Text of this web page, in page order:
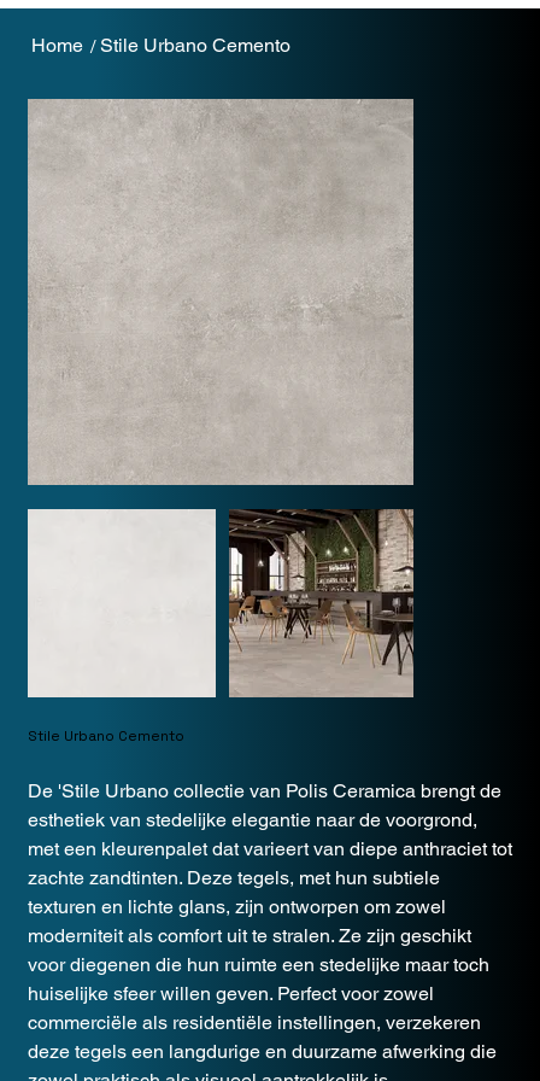
Home /Stile Urbano Cemento
Stile Urbano Cemento
De 'Stile Urbano collectie van Polis Ceramica brengt de
esthetiek van stedelijke elegantie naar de voorgrond,
met een kleurenpalet dat varieert van diepe anthraciet tot
zachte zandtinten. Deze tegels, met hun subtiele
texturen en lichte glans, zijn ontworpen om zowel
moderniteit als comfort uit te stralen. Ze zijn geschikt
voor diegenen die hun ruimte een stedelijke maar toch
huiselijke sfeer willen geven. Perfect voor zowel
commerciële als residentiële instellingen, verzekeren
deze tegels een langdurige en duurzame afwerking die